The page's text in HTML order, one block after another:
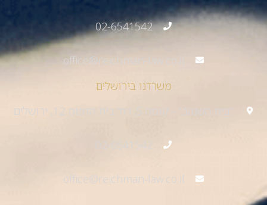
02-6541542
office@reichman-law.co.il
משרדנו בירושלים
“בית השנהב” - קומה 5, רח’ בית הדפוס 12, ירושלים
02-6541542
office@reichman-law.co.il